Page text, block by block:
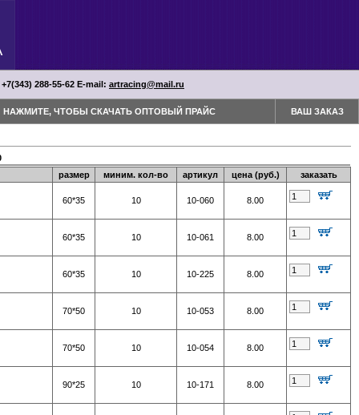
288-55-62 Е-mail: artracing@mail.ru
НАЖМИТЕ, ЧТОБЫ СКАЧАТЬ ОПТОВЫЙ ПРАЙС ВАШ ЗАКАЗ
размер
миним. кол-во артикул цена (руб.) заказать
60*35 10 10-060 8.00
60*35 10 10-061 8.00
60*35 10 10-225 8.00
70*50 10 10-053 8.00
70*50 10 10-054 8.00
90*25 10 10-171 8.00